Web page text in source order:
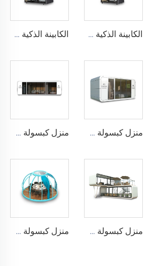
الكابينة الذكية والعازلة للصوت لشخصين - سلسلة Cyspace Y PRO الكابينة الذكية والعازلة للصوت لـ 4 أشخاص - سلسلة Cyspace Y PRO
منزل كبسولة APPLE CABIN - سلسلة Cyspace A6 منزل كبسولة APPLE CABIN - سلسلة Cyspace A9
منزل كبسولة APPLE CABIN - سلسلة مزدوجة الطابق منزل كبسولة PC Star Room